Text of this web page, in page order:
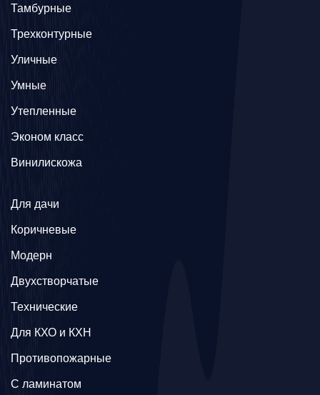
Тамбурные
Трехконтурные
Уличные
Умные
Утепленные
Эконом класс
Винилискожа
Для дачи
Коричневые
Модерн
Двухстворчатые
Технические
Для КХО и КХН
Противопожарные
С ламинатом